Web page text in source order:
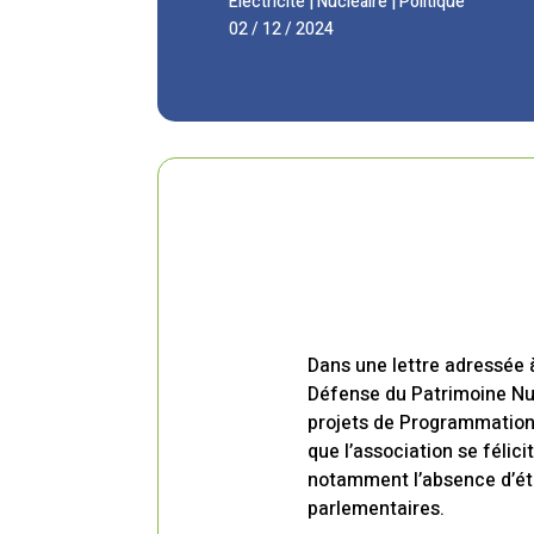
02 / 12 / 2024
Dans une lettre adressée
Défense du Patrimoine
projets de
que l’association se
notamment l’absence
parlementaires.